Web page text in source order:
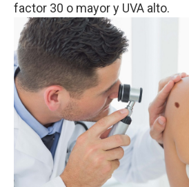
factor 30 o mayor y UVA alto.